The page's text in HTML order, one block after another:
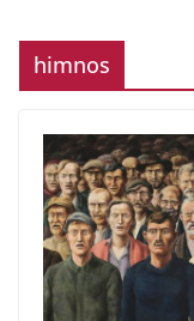
himnos